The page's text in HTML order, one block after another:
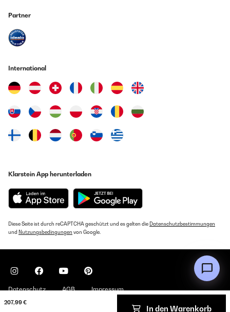
207,99 €
In den Warenkorb
Partner
International
Klarstein App herunterladen
Diese Seite ist durch reCAPTCHA geschützt und es gelten die Datenschutzbestimmungen
und Nutzungsbedingungen von Google.
Datenschutz AGB Impressum
Copyright © 2026 Klarstein. All rights reserved